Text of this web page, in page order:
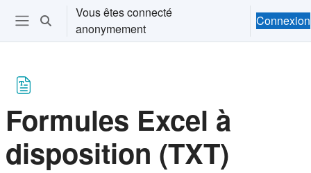
Passer au contenu principal
Ouvrir le menu de navigation
Activer/désactiver la saisie de recherche
Vous êtes connecté
anonymement
Connexion
Formules Excel à
disposition (TXT)